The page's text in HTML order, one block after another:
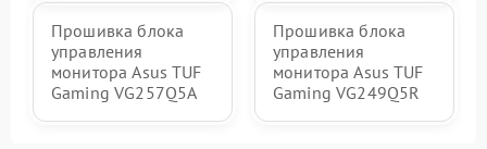
Прошивка блока
управления
монитора Asus TUF
Gaming VG257Q5A
Прошивка блока
управления
монитора Asus TUF
Gaming VG249Q5R